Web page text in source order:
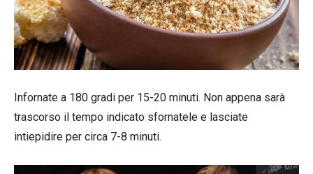
Infornate a 180 gradi per 15-20 minuti. Non appena sarà
trascorso il tempo indicato sfornatele e lasciate
intiepidire per circa 7-8 minuti.